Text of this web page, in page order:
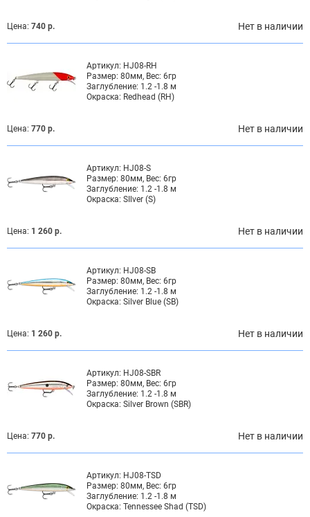
Цена: 740 р. Нет в наличии
Артикул: HJ08-RH
Размер: 80мм, Вес: 6гр
Заглубление: 1.2 -1.8 м
Окраска: Redhead (RH)
Цена: 770 р. Нет в наличии
Артикул: HJ08-S
Размер: 80мм, Вес: 6гр
Заглубление: 1.2 -1.8 м
Окраска: SIlver (S)
Цена: 1 260 р. Нет в наличии
Артикул: HJ08-SB
Размер: 80мм, Вес: 6гр
Заглубление: 1.2 -1.8 м
Окраска: Silver Blue (SB)
Цена: 1 260 р. Нет в наличии
Артикул: HJ08-SBR
Размер: 80мм, Вес: 6гр
Заглубление: 1.2 -1.8 м
Окраска: Silver Brown (SBR)
Цена: 770 р. Нет в наличии
Артикул: HJ08-TSD
Размер: 80мм, Вес: 6гр
Заглубление: 1.2 -1.8 м
Окраска: Tennessee Shad (TSD)